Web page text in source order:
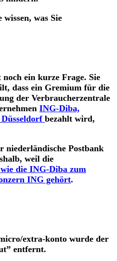
was Sie
noch ein kurze Frage. Sie
dass ein Gremium für die
der Verbraucherzentrale
ING-Diba,
bezahlt wird,
niederländische Postbank
weil die
die ING-Diba zum
ING gehört.
extra-konto wurde der
entfernt.